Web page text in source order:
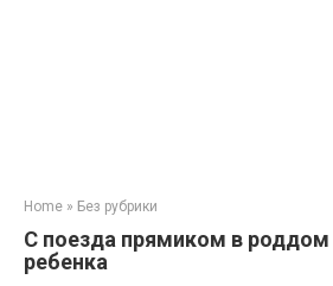
Home » Без рубрики
С поезда прямиком в
ребенка